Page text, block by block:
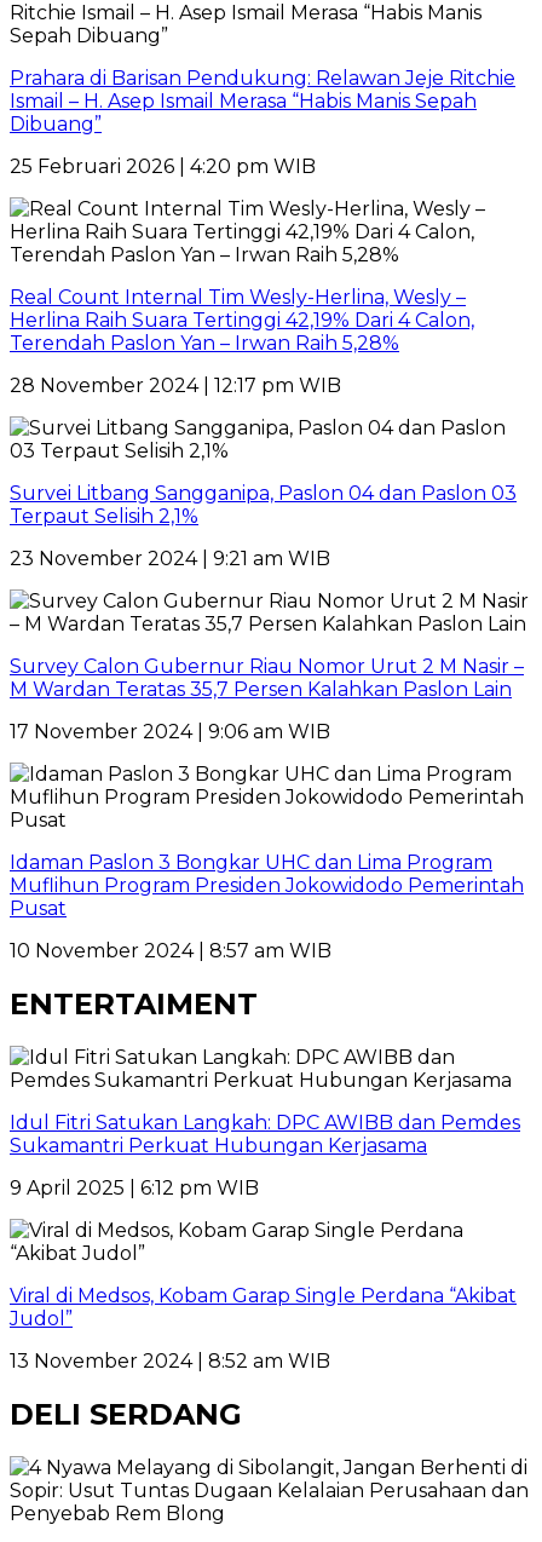
Prahara di Barisan Pendukung: Relawan Jeje Ritchie
Ismail – H. Asep Ismail Merasa “Habis Manis Sepah
Dibuang”
25 Februari 2026 | 4:20 pm WIB
Real Count Internal Tim Wesly-Herlina, Wesly –
Herlina Raih Suara Tertinggi 42,19% Dari 4 Calon,
Terendah Paslon Yan – Irwan Raih 5,28%
28 November 2024 | 12:17 pm WIB
Survei Litbang Sangganipa, Paslon 04 dan Paslon 03
Terpaut Selisih 2,1%
23 November 2024 | 9:21 am WIB
Survey Calon Gubernur Riau Nomor Urut 2 M Nasir –
M Wardan Teratas 35,7 Persen Kalahkan Paslon Lain
17 November 2024 | 9:06 am WIB
Idaman Paslon 3 Bongkar UHC dan Lima Program
Muflihun Program Presiden Jokowidodo Pemerintah
Pusat
10 November 2024 | 8:57 am WIB
ENTERTAIMENT
Idul Fitri Satukan Langkah: DPC AWIBB dan Pemdes
Sukamantri Perkuat Hubungan Kerjasama
9 April 2025 | 6:12 pm WIB
Viral di Medsos, Kobam Garap Single Perdana “Akibat
Judol”
13 November 2024 | 8:52 am WIB
DELI SERDANG